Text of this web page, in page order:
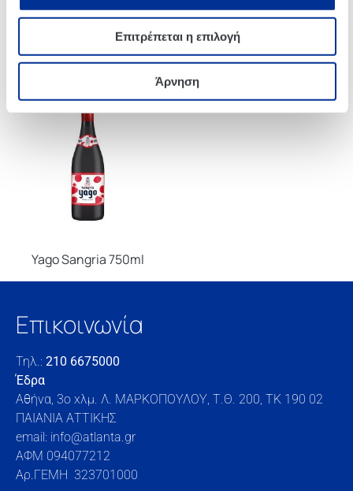
Επιτρέπεται η επιλογή
Άρνηση
Αφρώδης Οίνος Henkell
Blanc De Blancs 750ml
Αφρώδης Οίνος Henkell
Trocken Rose Piccolo
3x200ml
Yago Sangria 750ml
Επικοινωνία
Τηλ.: 210 6675000
Έδρα
Αθήνα, 3o xλμ. Λ. ΜΑΡΚΟΠΟΥΛΟΥ, Τ.Θ. 200, TK 190 02
ΠΑΙΑΝΙΑ ΑΤΤΙΚΗΣ
email: info@atlanta.gr
ΑΦΜ 094077212
Αρ.ΓΕΜΗ 323701000